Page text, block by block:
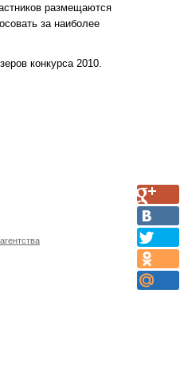
размещаются
за наиболее
конкурса 2010.